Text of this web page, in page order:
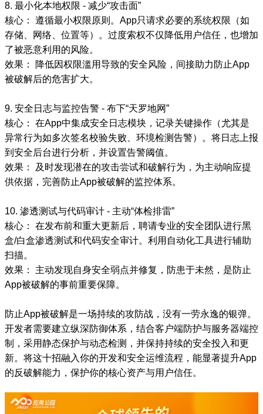
8. 最小化本地权限 - 减少“攻击面”
核心： 遵循最小权限原则。App只请求必要的系统权限（如
存储、网络、位置等）。过度索权不仅降低用户信任，也增加
了被恶意利用的风险。
效果： 降低因权限滥用导致的安全风险，间接助力防止App
被破解后的危害扩大。
9. 安全日志与监控告警 - 布下“天罗地网”
核心： 在App中集成安全日志模块，记录关键操作（尤其是
异常行为如多次签名校验失败、环境检测告警）。将日志上报
到安全后台进行分析，并设置告警阈值。
效果： 及时发现潜在的攻击尝试和破解行为，为主动响应提
供依据，完善防止App被破解的监控体系。
10. 渗透测试与代码审计 - 主动“体检排雷”
核心： 在发布前和重大更新后，聘请专业的安全团队进行黑
盒/白盒渗透测试和代码安全审计。利用自动化工具进行辅助
扫描。
效果： 主动发现自身安全弱点并修复，防患于未然，是防止
App被破解的事前重要保障。
防止App被破解是一场持续的攻防战，没有一劳永逸的银弹。
开发者需要建立纵深防御体系，结合客户端防护与服务器端控
制，采用静态保护与动态检测，并保持持续的安全投入和更
新。将这十招融入你的开发和安全运维流程，能显著提升App
的反破解能力，保护你的核心资产与用户信任。